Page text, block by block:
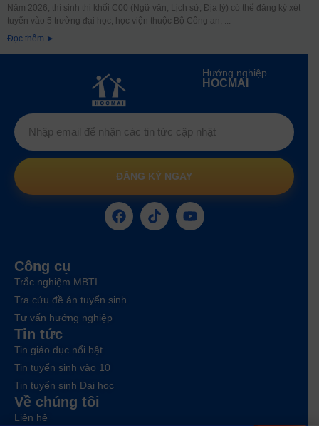
Năm 2026, thí sinh thi khối C00 (Ngữ văn, Lịch sử, Địa lý) có thể đăng ký xét
tuyển vào 5 trường đại học, học viện thuộc Bộ Công an,
Đọc thêm ➤
Hướng nghiệp
HOCMAI
ĐĂNG KÝ NGAY
Công cụ
Trắc nghiệm MBTI
Tra cứu đề án tuyển sinh
Tư vấn hướng nghiệp
Tin tức
Tin giáo dục nổi bật
Tin tuyển sinh vào 10
Tin tuyển sinh Đại học
Về chúng tôi
Liên hệ